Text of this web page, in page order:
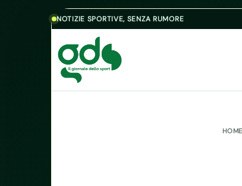
Skip to content
NOTIZIE SPORTIVE, SENZA RUMORE
HOME